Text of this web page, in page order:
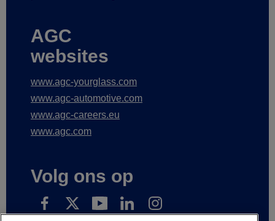
AGC
websites
www.agc-yourglass.com
www.agc-automotive.com
www.agc-careers.eu
www.agc.com
Volg ons op